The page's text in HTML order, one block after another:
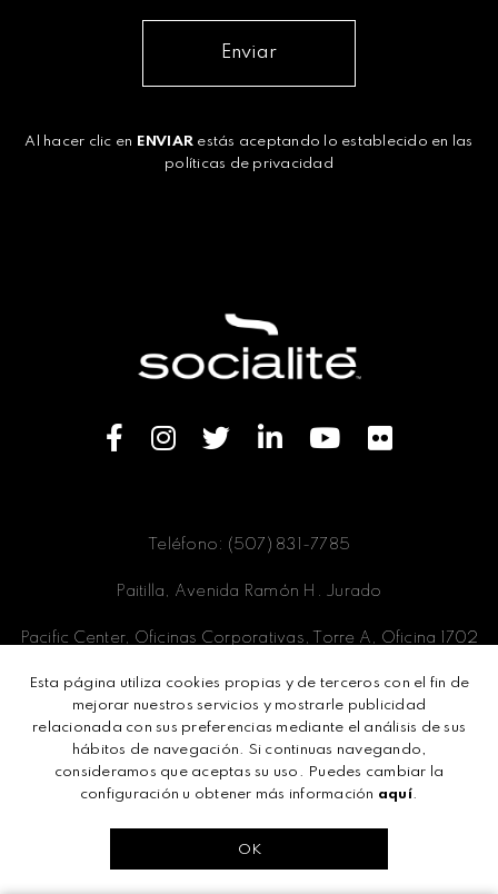
Enviar
Al hacer clic en ENVIAR estás aceptando lo establecido en las
políticas de privacidad
Teléfono: (507) 831-7785
Paitilla, Avenida Ramón H. Jurado
Pacific Center, Oficinas Corporativas, Torre A, Oficina 1702
Panamá, Ciudad de Panamá
Términos y condiciones
Esta página utiliza cookies propias y de terceros con el fin de
mejorar nuestros servicios y mostrarle publicidad
relacionada con sus preferencias mediante el análisis de sus
hábitos de navegación. Si continuas navegando,
consideramos que aceptas su uso. Puedes cambiar la
configuración u obtener más información aquí.
OK